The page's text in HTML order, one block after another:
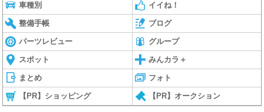
車種別 イイね！
整備手帳 ブログ
パーツレビュー グループ
スポット みんカラ＋
まとめ フォト
【PR】ショッピング 【PR】オークション